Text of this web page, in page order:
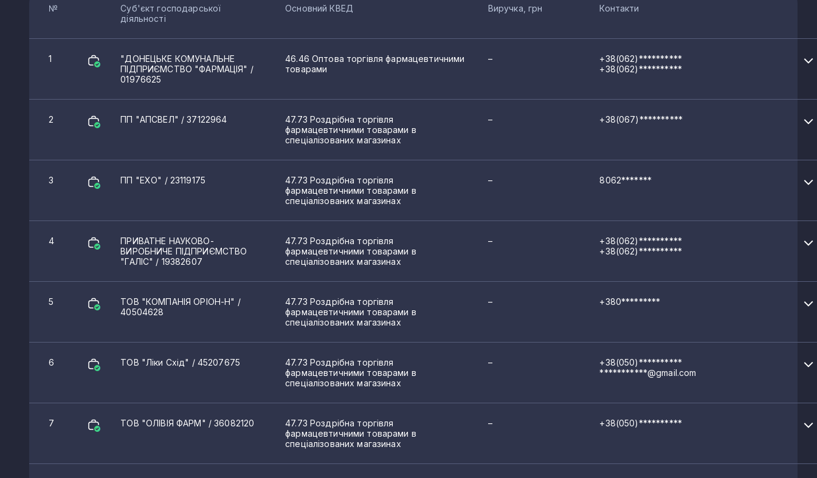
Сніжне 5
Миколаївка
Урзуф
Курахове
Амвросіївка
Часів Яр 2
Старомлинівка
Біленьке 2
№
Суб'єкт господарської
діяльності
Основний КВЕД Виручка, грн Контакти
1
"ДОНЕЦЬКЕ КОМУНАЛЬНЕ
ПІДПРИЄМСТВО "ФАРМАЦІЯ" /
01976625
46.46 Оптова торгівля фармацевтичними
товарами
–
+38(062)**********
+38(062)**********
2 ПП "АПСВЕЛ" / 37122964
47.73 Роздрібна торгівля
фармацевтичними товарами в
спеціалізованих магазинах
– +38(067)**********
3 ПП "ЕХО" / 23119175
47.73 Роздрібна торгівля
фармацевтичними товарами в
спеціалізованих магазинах
– 8062*******
4
ПРИВАТНЕ НАУКОВО-
ВИРОБНИЧЕ ПІДПРИЄМСТВО
"ГАЛІС" / 19382607
47.73 Роздрібна торгівля
фармацевтичними товарами в
спеціалізованих магазинах
–
+38(062)**********
+38(062)**********
5 ТОВ "КОМПАНІЯ ОРІОН-Н" /
40504628
47.73 Роздрібна торгівля
фармацевтичними товарами в
спеціалізованих магазинах
– +380*********
6 ТОВ "Ліки Схід" / 45207675
47.73 Роздрібна торгівля
фармацевтичними товарами в
спеціалізованих магазинах
–
+38(050)**********
***********@gmail.com
7 ТОВ "ОЛІВІЯ ФАРМ" / 36082120
47.73 Роздрібна торгівля
фармацевтичними товарами в
спеціалізованих магазинах
– +38(050)**********
КВЕДи фармацевтичної промисловості
Виробництво основних фармацевтичних продуктів
46.46 Оптова торгівля фармацевтичними товарами
47.73
Роздрібна торгівля фармацевтичними товарами в спеціалізованих магазинах